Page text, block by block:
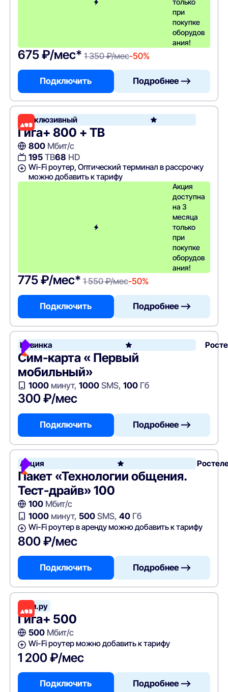
только
при
покупке
оборудов
ания!
675 ₽/мес* 1 350 ₽/мес-50%
Подключить Подробнее —>
Эксклюзивный
Гига+ 800 + ТВ
800Мбит/с
195ТВ68 HD
Wi-Fi роутер, Оптический терминал в рассрочку
можно добавить к тарифу
Акция
доступна
на 3
месяца
только
при
покупке
оборудов
ания!
775 ₽/мес* 1 550 ₽/мес-50%
Подключить Подробнее —>
Новинка
Сим-карта « Первый
мобильный»
1000минут, 1000SMS, 100Гб
300 ₽/мес
Подключить Подробнее —>
Акция
Пакет «Технологии общения.
Тест-драйв» 100
100Мбит/с
1000минут, 500SMS, 40Гб
Wi-Fi роутер в аренду можно добавить к тарифу
800 ₽/мес
Подключить Подробнее —>
Дом.ру
Гига+ 500
500Мбит/с
Wi-Fi роутер можно добавить к тарифу
1 200 ₽/мес
Подключить Подробнее —>